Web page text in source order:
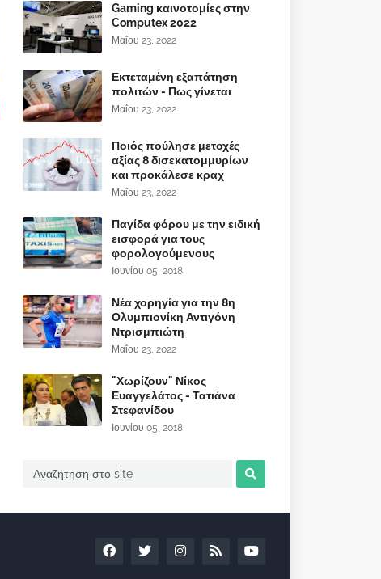
Gaming καινοτομίες στην
Computex 2022
Μαΐου 23, 2022
Εκτεταμένη εξαπάτηση
πολιτών - Πως γίνεται
Μαΐου 23, 2022
Ποιός πούλησε μετοχές
αξίας 8 δισεκατομμυρίων
και προκάλεσε κραχ
Μαΐου 23, 2022
Παγίδα φόρου με την ειδική
εισφορά για τους
φορολογούμενους
Ιουνίου 05, 2018
Νέα χορηγία για την 8η
Ολυμπιονίκη Αντιγόνη
Ντρισμπιώτη
Μαΐου 23, 2022
"Χωρίζουν" Νίκος
Ευαγγελάτος - Τατιάνα
Στεφανίδου
Ιουνίου 05, 2018